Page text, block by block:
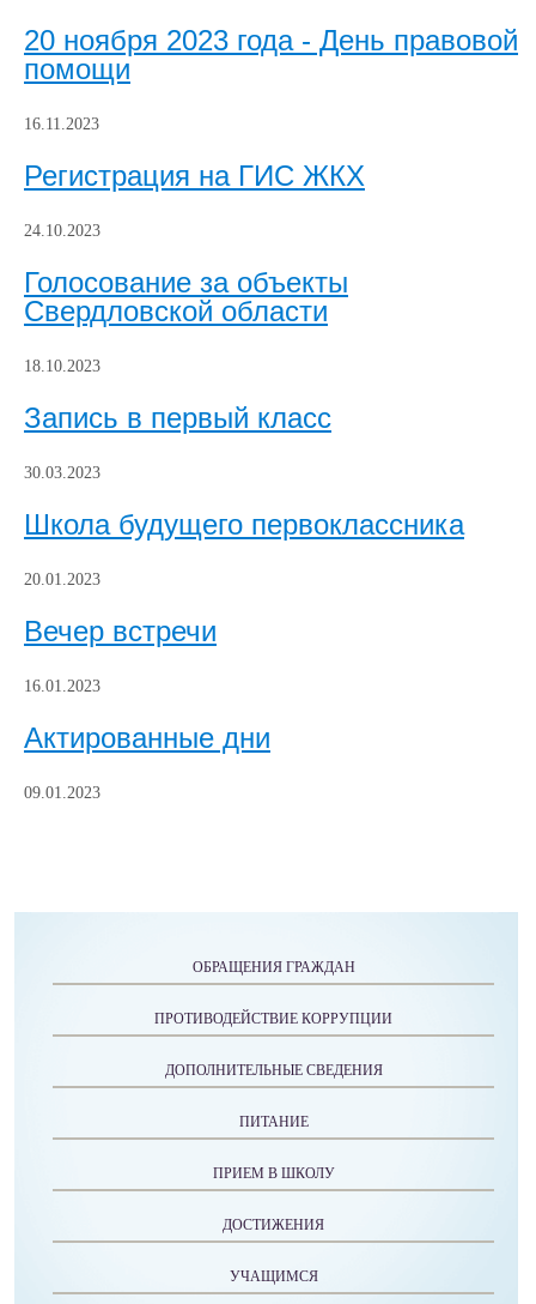
20 ноября 2023 года - День правовой
помощи
16.11.2023
Регистрация на ГИС ЖКХ
24.10.2023
Голосование за объекты
Свердловской области
18.10.2023
Запись в первый класс
30.03.2023
Школа будущего первоклассника
20.01.2023
Вечер встречи
16.01.2023
Актированные дни
09.01.2023
ОБРАЩЕНИЯ ГРАЖДАН
ПРОТИВОДЕЙСТВИЕ КОРРУПЦИИ
ДОПОЛНИТЕЛЬНЫЕ СВЕДЕНИЯ
ПИТАНИЕ
ПРИЕМ В ШКОЛУ
ДОСТИЖЕНИЯ
УЧАЩИМСЯ